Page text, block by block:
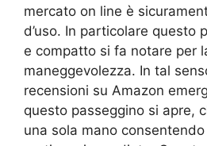
mercato on line è
d’uso. In particolare questo
e compatto si fa notare per
maneggevolezza. In tal
recensioni su Amazon
questo passeggino si apre,
una sola mano